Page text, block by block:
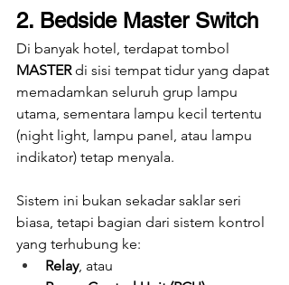
2. Bedside Master Switch
Di banyak hotel, terdapat tombol
MASTER di sisi tempat tidur yang dapat
memadamkan seluruh grup lampu
utama, sementara lampu kecil tertentu
(night light, lampu panel, atau lampu
indikator) tetap menyala.
Sistem ini bukan sekadar saklar seri
biasa, tetapi bagian dari sistem kontrol
yang terhubung ke:
Relay, atau